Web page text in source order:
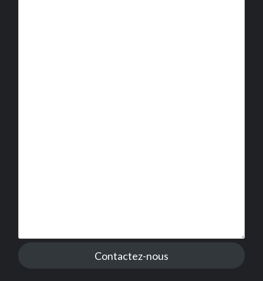
Contactez-nous